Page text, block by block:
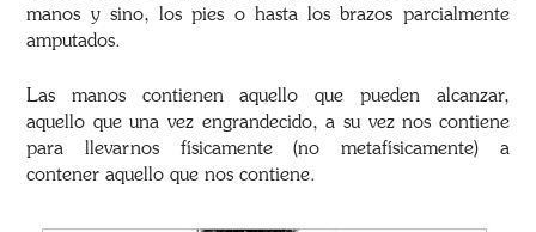
manos y sino, los pies o hasta los brazos parcialmente
amputados.
Las manos contienen aquello que pueden alcanzar,
aquello que una vez engrandecido, a su vez nos contiene
para llevarnos físicamente (no metafísicamente) a
contener aquello que nos contiene.